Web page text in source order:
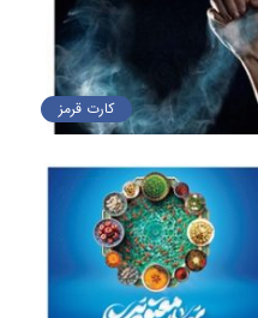
کارت قرمز